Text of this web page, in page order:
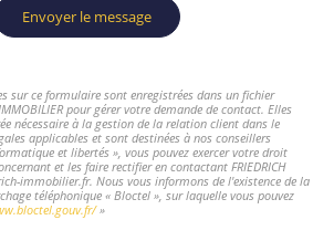
Envoyer le message
sur ce formulaire sont enregistrées dans un fichier
pour gérer votre demande de contact. Elles
nécessaire à la gestion de la relation client dans le
applicables et sont destinées à nos conseillers
et libertés », vous pouvez exercer votre droit
et les faire rectifier en contactant FRIEDRICH
immobilier.fr. Nous vous informons de l'existence de la
téléphonique « Bloctel », sur laquelle vous pouvez
»